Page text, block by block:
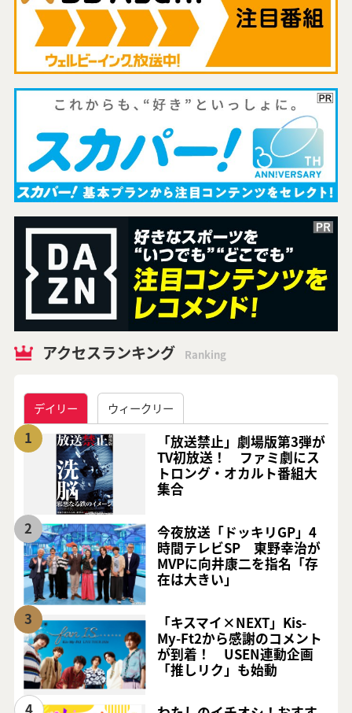
アクセスランキング Ranking
デイリー ウィークリー
1
「放送禁止」劇場版第3弾が
TV初放送！ ファミ劇にス
トロング・オカルト番組大
集合
2
今夜放送「ドッキリGP」4
時間テレビSP 東野幸治が
MVPに向井康二を指名「存
在は大きい」
3
「キスマイ×NEXT」Kis-
My-Ft2から感謝のコメント
が到着！ USEN連動企画
「推しリク」も始動